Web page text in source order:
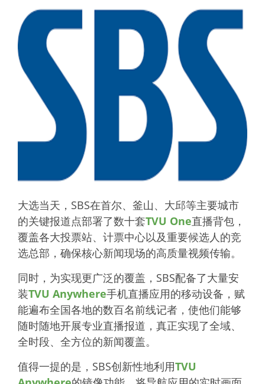
大选当天，SBS在首尔、釜山、大邱等主要城市
的关键报道点部署了数十套TVU One直播背包，
覆盖各大投票站、计票中心以及重要候选人的竞
选总部，确保核心新闻现场的高质量视频传输。
同时，为实现更广泛的覆盖，SBS配备了大量安
装TVU Anywhere手机直播应用的移动设备，赋
能遍布全国各地的数百名前线记者，使他们能够
随时随地开展专业直播报道，真正实现了全域、
全时段、全方位的新闻覆盖。
值得一提的是，SBS创新性地利用TVU